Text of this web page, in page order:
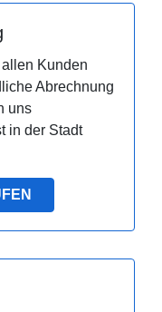
Kunden
Abrechnung
uns
in der Stadt